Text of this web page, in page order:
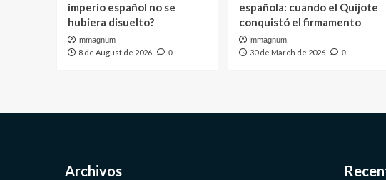
imperio español no se
hubiera disuelto?
mmagnum
8 de August de 2026 0
española: cuando el Quijote
conquistó el firmamento
mmagnum
30 de March de 2026 0
Archivos